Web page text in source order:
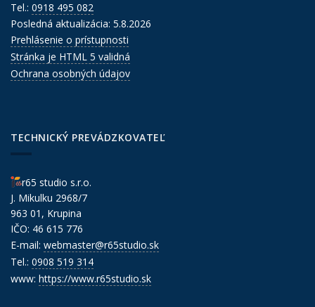
Tel.: 0918 495 082
Posledná aktualizácia: 5.8.2026
Prehlásenie o prístupnosti
Stránka je HTML 5 validná
Ochrana osobných údajov
TECHNICKÝ PREVÁDZKOVATEĽ
r65 studio s.r.o.
J. Mikulku 2968/7
963 01, Krupina
IČO: 46 615 776
E-mail: webmaster@r65studio.sk
Tel.: 0908 519 314
www: https://www.r65studio.sk